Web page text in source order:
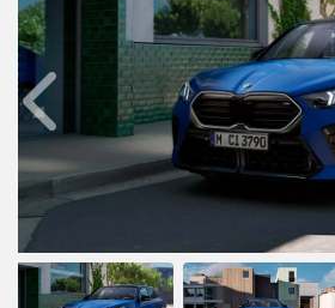
Anterior